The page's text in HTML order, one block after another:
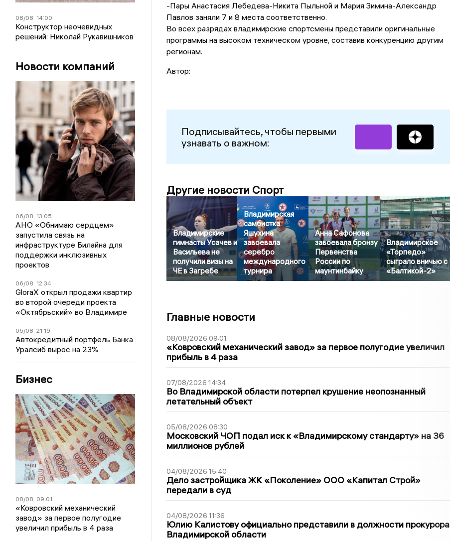
08/08 14:00
Конструктор неочевидных
решений: Николай Рукавишников
Новости компаний
06/08 13:05
АНО «Обнимаю сердцем»
запустила связь на
инфраструктуре Билайна для
поддержки инклюзивных
проектов
06/08 12:34
GloraX открыл продажи квартир
во второй очереди проекта
«Октябрьский» во Владимире
05/08 21:19
Автокредитный портфель Банка
Уралсиб вырос на 23%
Бизнес
08/08 09:01
«Ковровский механический
завод» за первое полугодие
увеличил прибыль в 4 раза
-Пары Анастасия Лебедева-Никита Пыльной и Мария Зимина-Александр
Павлов заняли 7 и 8 места соответственно.
Во всех разрядах владимирские спортсмены представили оригинальные
программы на высоком техническом уровне, составив конкуренцию другим
регионам.
Автор:
Подписывайтесь, чтобы первыми
узнавать о важном:
Другие новости Спорт
Владимирские
гимнасты Усачев и
Васильева не
получили визы на
ЧЕ в Загребе
Владимирская
самбистка
Яшухина
завоевала
серебро
международного
турнира
Анна Сафонова
завоевала бронзу
Первенства
России по
маунтинбайку
Владимирское
«Торпедо»
сыграло вничью с
«Балтикой-2»
Главные новости
08/08/2026 09:01
«Ковровский механический завод» за первое полугодие увеличил
прибыль в 4 раза
07/08/2026 14:34
Во Владимирской области потерпел крушение неопознанный
летательный объект
05/08/2026 08:30
Московский ЧОП подал иск к «Владимирскому стандарту» на 36
миллионов рублей
04/08/2026 15:40
Дело застройщика ЖК «Поколение» ООО «Капитал Строй»
передали в суд
04/08/2026 11:36
Юлию Калистову официально представили в должности прокурора
Владимирской области